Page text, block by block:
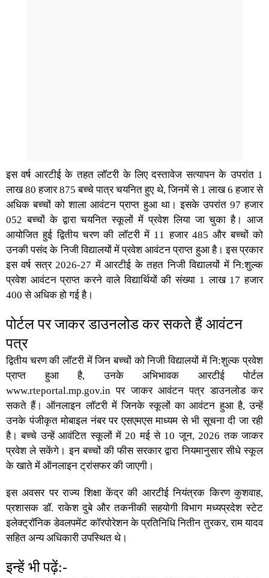
इस वर्ष आरटीई के तहत लॉटरी के लिए दस्तावेज सत्यापन के उपरांत 1
लाख 80 हजार 875 बच्चे पात्र चयनित हुए थे, जिनमें से 1 लाख 6 हजार से
अधिक बच्‍चों को शाला आवंटन प्राप्‍त हुआ था। इसके उपरांत 97 हजार
052 बच्‍चों के द्वारा चयनित स्‍कूलों में प्रवेश लिया जा चुका है। आज
आयोजित हुई द्वितीय चरण की लॉटरी में 11 हजार 485 और बच्‍चों को
उनकी पसंद के निजी विद्यालयों में प्रवेश आवंटन प्राप्‍त हुआ है। इस प्रकार
इस वर्ष सत्र 2026-27 में आरटीई के तहत निजी विद्यालयों में नि:शुल्‍क
प्रवेश आवंटन प्राप्‍त करने वाले विद्यार्थियों की संख्‍या 1 लाख 17 हजार
400 से अधिक हो गई है।
पोर्टल पर जाकर डाउनलोड कर सकते हैं आवंटन
पत्र
द्वितीय चरण की लॉटरी में जिन बच्‍चों को निजी विद्यालयों में नि:शुल्‍क प्रवेश
प्राप्‍त हुआ है, उनके अभिभावक आरटीई पोर्टल
www.rteportal.mp.gov.in पर जाकर आवंटन पत्र डाउनलोड कर
सकते हैं। ऑनलाइन लॉटरी में जिनके स्कूलों का आवंटन हुआ है, उन्हें
उनके पंजीकृत मोबाइल नंबर पर एसएमएस माध्‍यम से भी सूचना दी जा रही
है। बच्चे उन्‍हें आवंटित स्कूलों में 20 मई से 10 जून, 2026 तक जाकर
प्रवेश ले सकेंगे। इन बच्चों की फीस सरकार द्वारा नियमानुसार सीधे स्कूल
के खाते में ऑनलाइन ट्रांसफर की जाएगी।
इस अवसर पर राज्‍य शिक्षा केंद्र की आरटीई नियंत्रक किरण कुशवाह,
प्रशासक डॉ. राकेश दुबे और तकनीकी सहयोगी विभाग मध्‍यप्रदेश स्‍टेट
इलेक्ट्रॉनिक डेवलपमेंट कॉरपोरेशन के प्रतिनिधि नितीन तुरकर, राम यादव
सहित अन्‍य अधिकारी उपस्थित थे।
इन्हें भी पढ़ें:-